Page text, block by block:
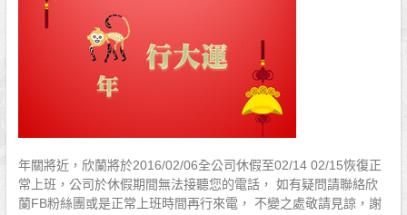
年關將近，欣蘭將於2016/02/06全公司休假至02/14 02/15恢復正
常上班，公司於休假期間無法接聽您的電話， 如有疑問請聯絡欣
蘭FB粉絲團或是正常上班時間再行來電， 不變之處敬請見諒，謝